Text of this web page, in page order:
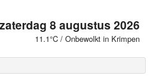
zaterdag 8 augustus 2026
11.1°C / Onbewolkt in Krimpen